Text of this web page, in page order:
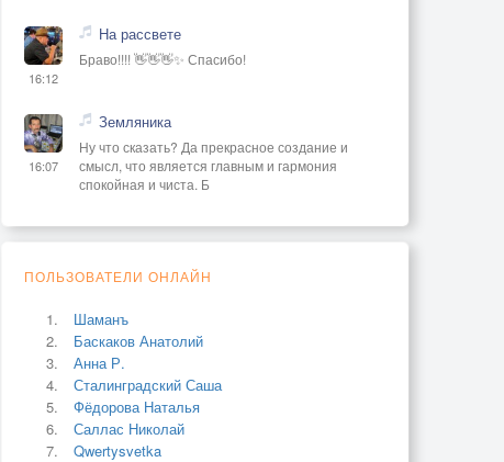
16:12
На рассвете
Браво!!!! 👋👋👋✨ Спасибо!
16:07
Земляника
Ну что сказать? Да прекрасное создание и
смысл, что является главным и гармония
спокойная и чиста. Б
ПОЛЬЗОВАТЕЛИ ОНЛАЙН
Шаманъ
Баскаков Анатолий
Анна Р.
Сталинградский Саша
Фёдорова Наталья
Саллас Николай
Qwertysvetka